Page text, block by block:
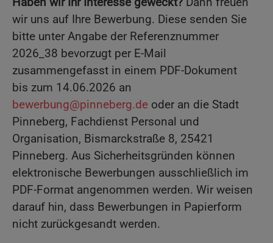
wir uns auf Ihre Bewerbung. Diese senden Sie
bitte unter Angabe der Referenznummer
2026_38 bevorzugt per E-Mail
zusammengefasst in einem PDF-Dokument
bis zum 14.06.2026 an
bewerbung@pinneberg.de oder an die Stadt
Pinneberg, Fachdienst Personal und
Organisation, Bismarckstraße 8, 25421
Pinneberg. Aus Sicherheitsgründen können
elektronische Bewerbungen ausschließlich im
PDF-Format angenommen werden. Wir weisen
darauf hin, dass Bewerbungen in Papierform
nicht zurückgesandt werden.